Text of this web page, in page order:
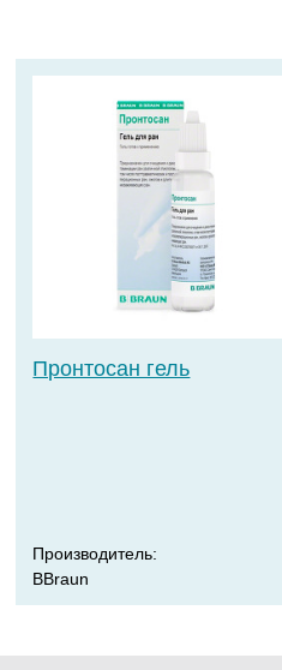
Пронтосан гель
Производитель:
BBraun